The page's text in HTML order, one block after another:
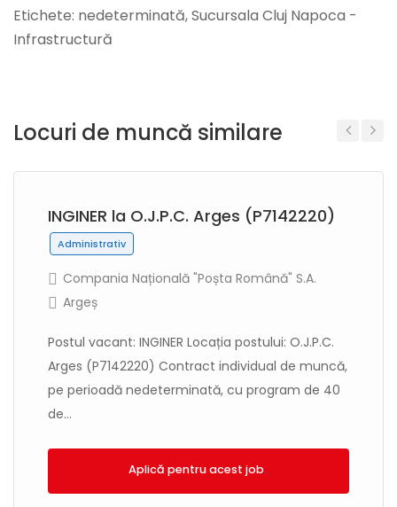
Etichete: nedeterminată, Sucursala Cluj Napoca -
Infrastructură
Locuri de muncă similare
INGINER la O.J.P.C. Arges (P7142220)
Administrativ
Compania Națională "Poșta Română" S.A.
Argeș
Postul vacant: INGINER Locația postului: O.J.P.C.
Arges (P7142220) Contract individual de muncă,
pe perioadă nedeterminată, cu program de 40
de...